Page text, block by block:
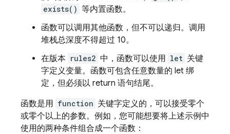
exists() 等内置函数。
函数可以调用其他函数，但不可以递归。调用
堆栈总深度不得超过 10。
在版本 rules2 中，函数可以使用 let 关键
字定义变量。函数可包含任意数量的 let 绑
定，但必须以 return 语句结尾。
函数是用 function 关键字定义的，可以接受零个
或零个以上的参数。例如，您可能想要将上述示例中
使用的两种条件组合成一个函数：